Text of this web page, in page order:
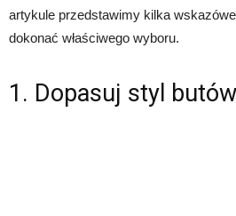
artykule przedstawimy kilka
dokonać właściwego wyboru.
1. Dopasuj styl